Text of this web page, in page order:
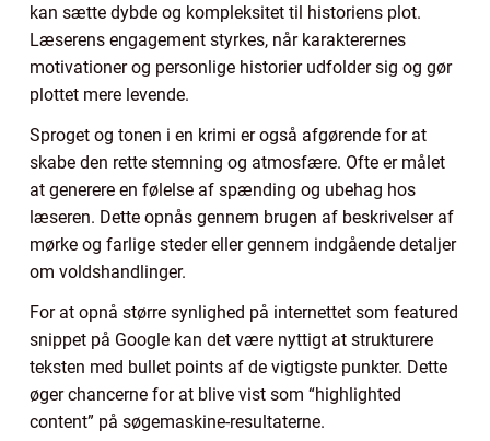
kan sætte dybde og kompleksitet til historiens plot.
Læserens engagement styrkes, når karakterernes
motivationer og personlige historier udfolder sig og gør
plottet mere levende.
Sproget og tonen i en krimi er også afgørende for at
skabe den rette stemning og atmosfære. Ofte er målet
at generere en følelse af spænding og ubehag hos
læseren. Dette opnås gennem brugen af beskrivelser af
mørke og farlige steder eller gennem indgående detaljer
om voldshandlinger.
For at opnå større synlighed på internettet som featured
snippet på Google kan det være nyttigt at strukturere
teksten med bullet points af de vigtigste punkter. Dette
øger chancerne for at blive vist som “highlighted
content” på søgemaskine-resultaterne.